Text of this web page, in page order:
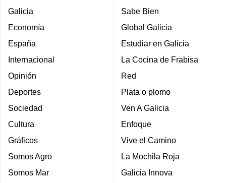
Galicia
Economía
España
Internacional
Opinión
Deportes
Sociedad
Cultura
Gráficos
Somos Agro
Somos Mar
Sabe Bien
Global Galicia
Estudiar en Galicia
La Cocina de Frabisa
Red
Plata o plomo
Ven A Galicia
Enfoque
Vive el Camino
La Mochila Roja
Galicia Innova